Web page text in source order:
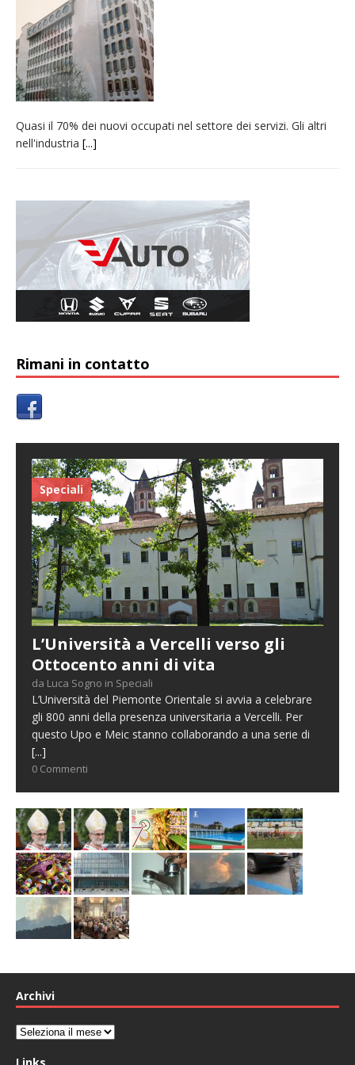
carnevale di Santhià. La soddisfazione della
Pro Loco
Il Piemonte ha avviato la richiesta di calamità
naturale per la siccità estrema e gli incendi
Crisi idrica: il Comune di Vercelli introduce
alcune limitazioni all’utilizzo dell’acqua
Quasi il 70% dei nuovi occupati nel settore dei servizi. Gli altri
nell'industria [...]
Rimani in contatto
Speciali
L’Università a Vercelli verso gli
Ottocento anni di vita
da Luca Sogno in Speciali
L’Università del Piemonte Orientale si avvia a celebrare
gli 800 anni della presenza universitaria a Vercelli. Per
questo Upo e Meic stanno collaborando a una serie di
[...]
0 Commenti
Archivi
Archivi